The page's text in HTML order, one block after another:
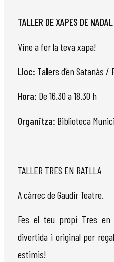
TALLER DE XAPES DE NADAL
Vine a fer la teva xapa!
Lloc: Tallers d’en Satanàs /
Hora: De 16.30 a 18.30 h
Organitza: Biblioteca
TALLER TRES EN RATLLA
Acàrrec deGaudir Teatre.
Fes el teu propi Tres
divertida i original per
estimis!